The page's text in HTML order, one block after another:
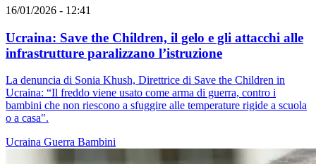
16/01/2026 - 12:41
Ucraina: Save the Children, il gelo e gli attacchi alle
infrastrutture paralizzano l’istruzione
La denuncia di Sonia Khush, Direttrice di Save the Children in
Ucraina: “Il freddo viene usato come arma di guerra, contro i
bambini che non riescono a sfuggire alle temperature rigide a scuola
o a casa".
Ucraina Guerra Bambini